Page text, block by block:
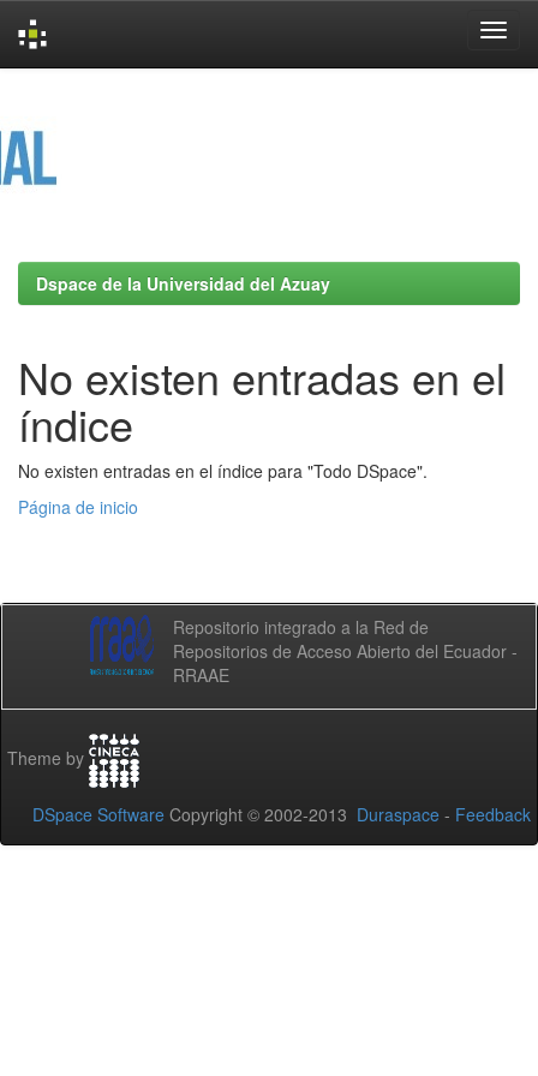
Dspace de la Universidad del Azuay
No existen entradas en el
índice
No existen entradas en el índice para "Todo DSpace".
Página de inicio
Repositorio integrado a la Red de
Repositorios de Acceso Abierto del Ecuador -
RRAAE
Theme by
DSpace Software Copyright © 2002-2013 Duraspace - Feedback